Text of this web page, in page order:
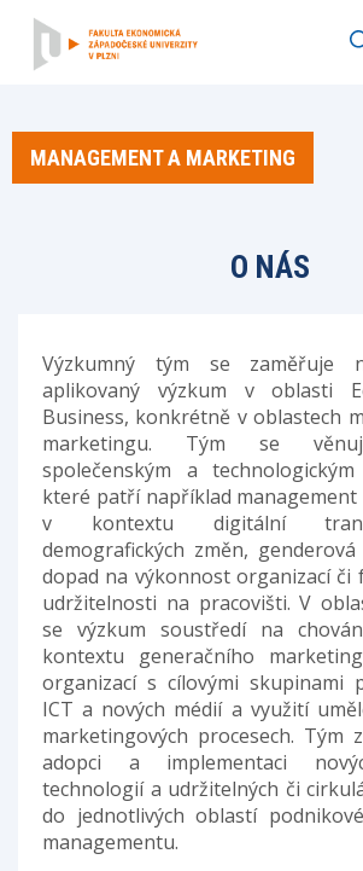
MANAGEMENT A MARKETING
O NÁS
Výzkumný tým se zaměřuje
aplikovaný výzkum v oblasti
Business, konkrétně v oblastech
marketingu. Tým se
společenským a
které patří například management
v kontextu digitální
demografických změn,
dopad na výkonnost organizací či
udržitelnosti na pracovišti. V
se výzkum soustředí na
kontextu generačního
organizací s cílovými skupinami
ICT a nových médií a využití
marketingových procesech. Tým
adopci a implementaci
technologií a udržitelných či
do jednotlivých oblastí
managementu.